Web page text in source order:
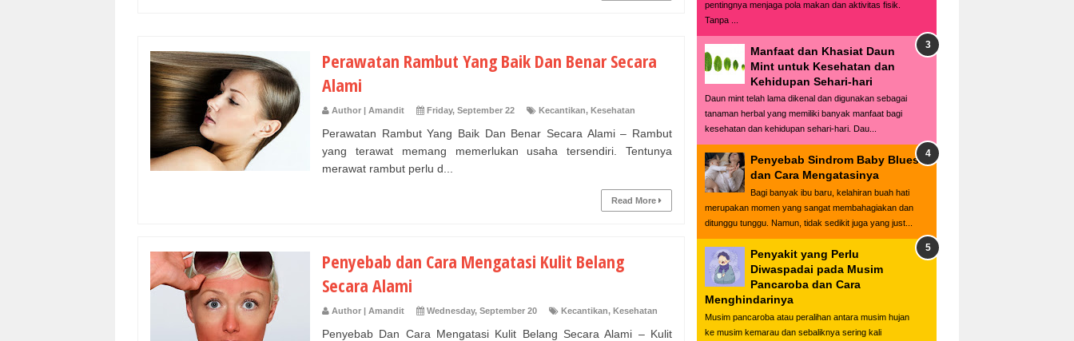
Perawatan Rambut Yang Baik Dan Benar Secara
Alami
Author | Amandit Friday, September 22 Kecantikan, Kesehatan
Perawatan Rambut Yang Baik Dan Benar Secara Alami – Rambut
yang terawat memang memerlukan usaha tersendiri. Tentunya
merawat rambut perlu d...
Read More
Penyebab dan Cara Mengatasi Kulit Belang
Secara Alami
Author | Amandit Wednesday, September 20 Kecantikan, Kesehatan
Penyebab Dan Cara Mengatasi Kulit Belang Secara Alami – Kulit
pentingnya menjaga pola makan dan aktivitas fisik.
Tanpa ...
Manfaat dan Khasiat Daun
Mint untuk Kesehatan dan
Kehidupan Sehari-hari
Daun mint telah lama dikenal dan digunakan sebagai
tanaman herbal yang memiliki banyak manfaat bagi
kesehatan dan kehidupan sehari-hari. Dau...
Penyebab Sindrom Baby Blues
dan Cara Mengatasinya
Bagi banyak ibu baru, kelahiran buah hati
merupakan momen yang sangat membahagiakan dan
ditunggu tunggu. Namun, tidak sedikit juga yang just...
Penyakit yang Perlu
Diwaspadai pada Musim
Pancaroba dan Cara
Menghindarinya
Musim pancaroba atau peralihan antara musim hujan
ke musim kemarau dan sebaliknya sering kali